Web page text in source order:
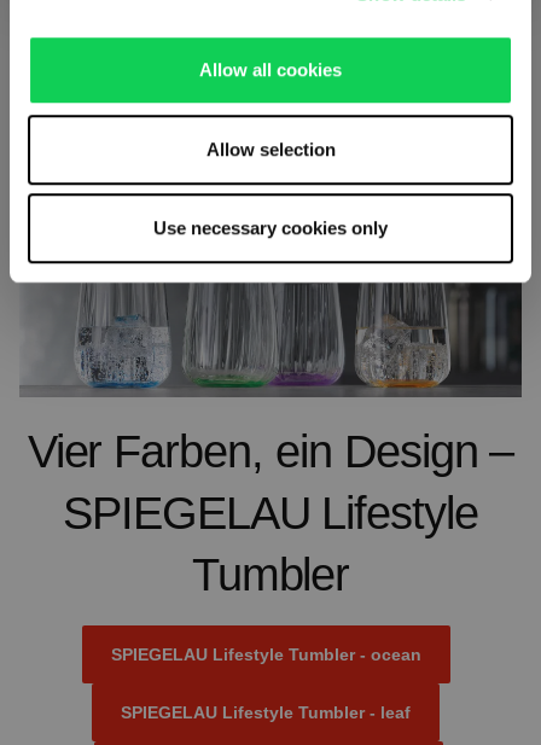
Allow all cookies
Allow selection
Use necessary cookies only
Vier Farben, ein Design –
SPIEGELAU Lifestyle
Tumbler
SPIEGELAU Lifestyle Tumbler - ocean
SPIEGELAU Lifestyle Tumbler - leaf